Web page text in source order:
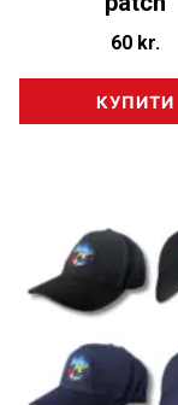
60 kr.
КУПИТИ